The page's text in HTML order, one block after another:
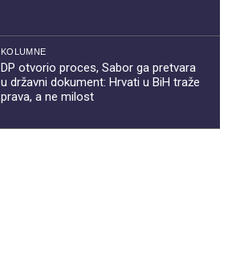
KOLUMNE
DP otvorio proces, Sabor ga pretvara
u državni dokument: Hrvati u BiH traže
prava, a ne milost